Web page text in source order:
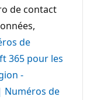
de contact
de
365 pour les
-
Numéros de